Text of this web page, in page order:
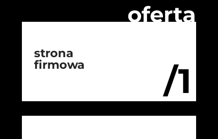
oferta
/1
strona
firmowa